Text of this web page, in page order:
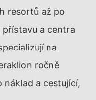
resortů až po
přístavu a centra
na
ročně
náklad a cestující,